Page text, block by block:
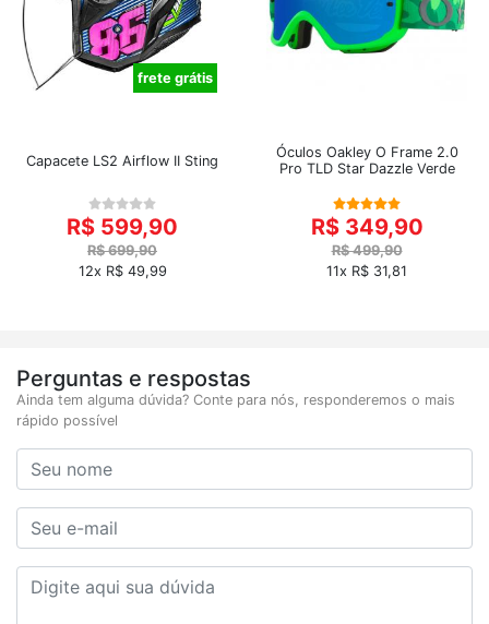
frete grátis
Capacete LS2 Airflow II Sting
R$ 599,90
R$ 699,90
12x R$ 49,99
Óculos Oakley O Frame 2.0
Pro TLD Star Dazzle Verde
R$ 349,90
R$ 499,90
11x R$ 31,81
Perguntas e respostas
Ainda tem alguma dúvida? Conte para nós, responderemos o mais
rápido possível